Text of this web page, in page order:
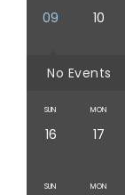
09 10
No Events
SUN
16
MON
17
SUN MON